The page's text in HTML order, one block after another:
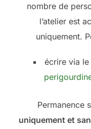
nombre de
l’atelier est
uniquement.
écrire via
Permanence
uniquement et